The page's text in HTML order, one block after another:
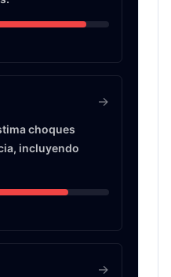
choques
incluyendo
->
->